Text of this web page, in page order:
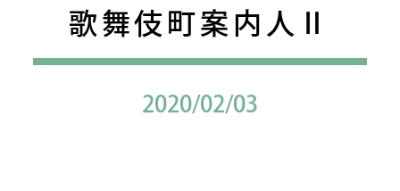
歌舞伎町案内人Ⅱ
2020/02/03